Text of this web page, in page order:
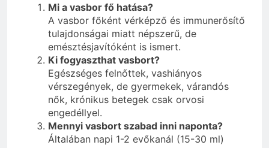
Mi a vasbor fő hatása?
A vasbor főként vérképző és immunerősítő
tulajdonságai miatt népszerű, de
emésztésjavítóként is ismert.
Ki fogyaszthat vasbort?
Egészséges felnőttek, vashiányos
vérszegények, de gyermekek, várandós
nők, krónikus betegek csak orvosi
engedéllyel.
Mennyi vasbort szabad inni naponta?
Általában napi 1-2 evőkanál (15-30 ml)